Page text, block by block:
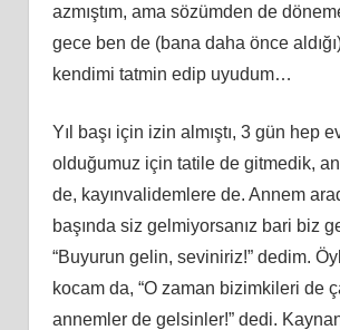
azmıştım, ama sözümden de
gece ben de (bana daha önce
kendimi tatmin edip uyudum…
Yıl başı için izin almıştı, 3 gün hep
olduğumuz için tatile de gitmedik,
de, kayınvalidemlere de. Annem
başında siz gelmiyorsanız bari biz
“Buyurun gelin, seviniriz!” dedim.
kocam da, “O zaman bizimkileri de
annemler de gelsinler!” dedi.